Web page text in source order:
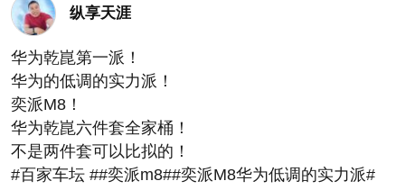
纵享天涯
华为乾崑第一派！
华为的低调的实力派！
奕派M8！
华为乾崑六件套全家桶！
不是两件套可以比拟的！
#百家车坛 ##奕派m8##奕派M8华为低调的实力派#